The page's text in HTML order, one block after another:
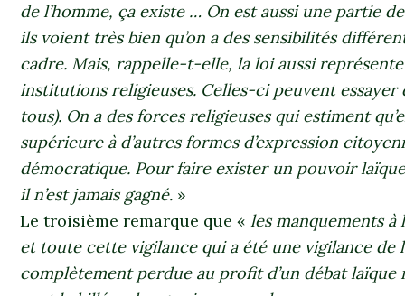
de l’homme, ça existe … On est aussi une partie
ils voient très bien qu’on a des sensibilités
cadre. Mais, rappelle-t-elle, la loi aussi
institutions religieuses. Celles-ci peuvent essayer
tous). On a des forces religieuses qui estiment
supérieure à d’autres formes d’expression
démocratique. Pour faire exister un pouvoir
il n’est jamais gagné. »
Le troisième remarque que «les manquements
et toute cette vigilance qui a été une vigilance de
complètement perdue au profit d’un débat